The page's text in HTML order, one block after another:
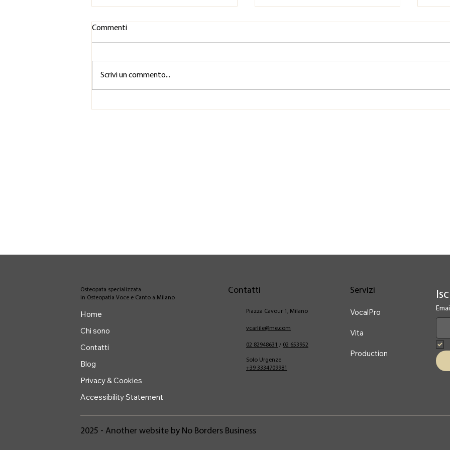
Commenti
Scrivi un commento...
Email
Osteopata specializzata
in Osteopatia Voce e Canto a Milano
Home
Chi sono
Contatti
Blog
Privacy & Cookies
Accessibility Statement
Contatti
Piazza Cavour 1, Milano
vcarlile@me.com
02 82948631 / 02 653952
Solo Urgenze
+39 3334709981
Servizi
VocalPro
Vita
Production
2025 - Another website by No Borders Business